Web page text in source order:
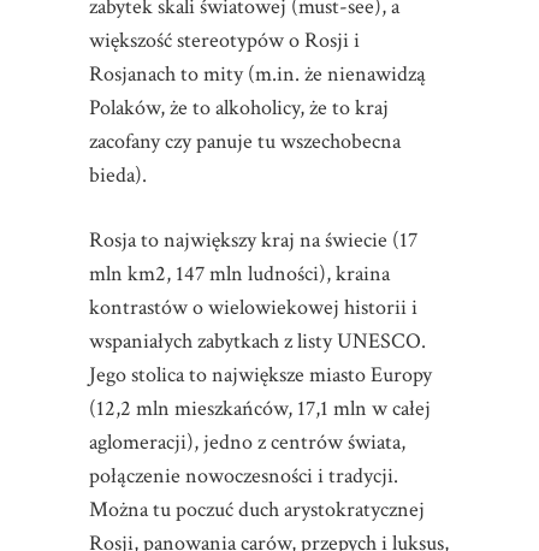
zabytek skali światowej (must-see), a
większość stereotypów o Rosji i
Rosjanach to mity (m.in. że nienawidzą
Polaków, że to alkoholicy, że to kraj
zacofany czy panuje tu wszechobecna
bieda).
Rosja to największy kraj na świecie (17
mln km2, 147 mln ludności), kraina
kontrastów o wielowiekowej historii i
wspaniałych zabytkach z listy UNESCO.
Jego stolica to największe miasto Europy
(12,2 mln mieszkańców, 17,1 mln w całej
aglomeracji), jedno z centrów świata,
połączenie nowoczesności i tradycji.
Można tu poczuć duch arystokratycznej
Rosji, panowania carów, przepych i luksus,